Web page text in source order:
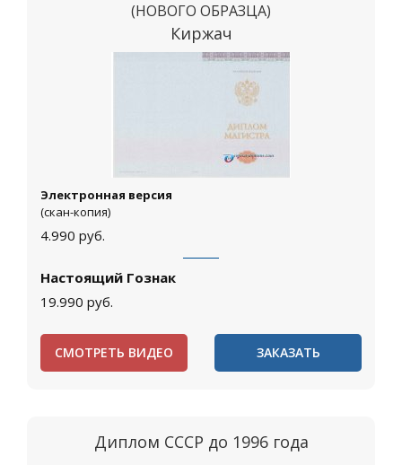
(НОВОГО ОБРАЗЦА)
Киржач
Электронная версия
(скан-копия)
4.990 руб.
Настоящий Гознак
19.990 руб.
СМОТРЕТЬ ВИДЕО ЗАКАЗАТЬ
Диплом СССР до 1996 года